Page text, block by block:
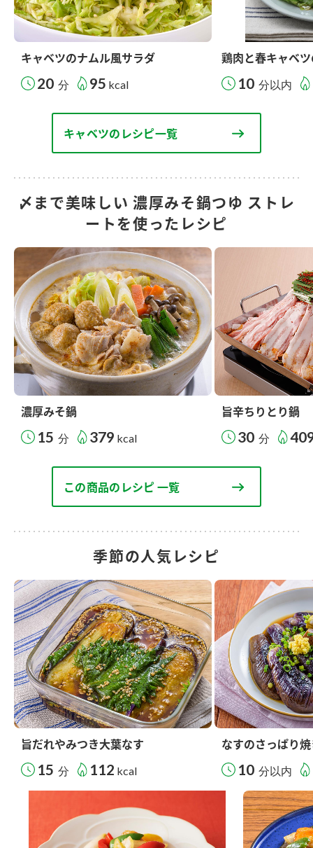
キャベツのナムル風サラダ
20 分 95 kcal
鶏肉と春キャベ
10 分以内
キャベツのレシピ一覧
〆まで美味しい 濃厚みそ鍋つゆ ストレ
ートを使ったレシピ
濃厚みそ鍋
15 分 379 kcal
旨辛ちりとり鍋
30 分
この商品のレシピ 一覧
季節の人気レシピ
旨だれやみつき大葉なす
15 分 112 kcal
なすのさっぱり
10 分以内